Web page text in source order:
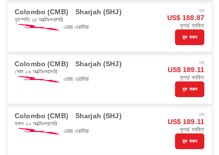
Colombo (CMB) Sharjah (SHJ)
বৃহস্পতি ১৫ অক্টো সরাসরি
এয়ার এরাবিয়া
শুরু
US$ 188.87
মূল্য/ ব্যক্তি
বুক করুন
Colombo (CMB) Sharjah (SHJ)
সোম ২৬ অক্টো সরাসরি
এয়ার এরাবিয়া
শুরু
US$ 189.11
মূল্য/ ব্যক্তি
বুক করুন
Colombo (CMB) Sharjah (SHJ)
মঙ্গল ২০ অক্টো সরাসরি
এয়ার এরাবিয়া
শুরু
US$ 189.11
মূল্য/ ব্যক্তি
বুক করুন